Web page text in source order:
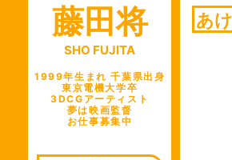
あ
藤田将
SHO FUJITA
1999年生まれ 千葉県出身
東京電機大学卒
3DCGアーティスト
夢は映画監督
お仕事募集中